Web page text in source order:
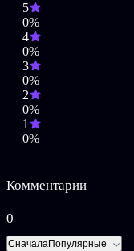
5
0%
4
0%
3
0%
2
0%
1
0%
Комментарии
0
СначалаПопулярные